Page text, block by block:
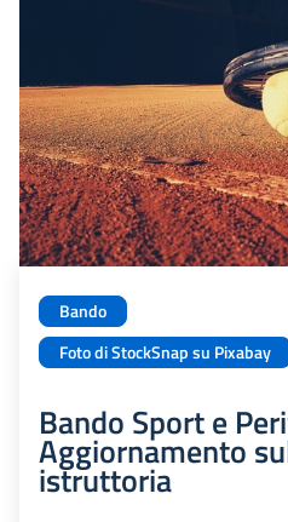
Bando
Foto di StockSnap su Pixabay
Bando Sport e
Aggiornamento
istruttoria